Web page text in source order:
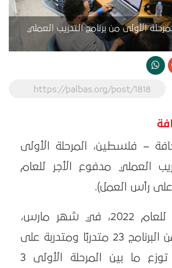
الأولى من برنامج التدريب العملي
https://palbas.org/post/1818
– فلسطين، المرحلة الأولى
العملي مدفوع الأجر للعام
وانطلق البرنامج للعام 2022، في شهر مارس،
حيث يستفيد من البرنامج 23 متدربًا ومتدربة على
مراحل مُختلفة توزع ما بين المرحلة الأولى 3